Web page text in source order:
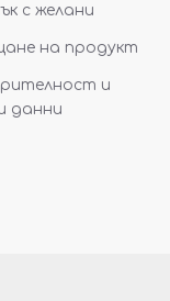
с желани
на продукт
и
данни